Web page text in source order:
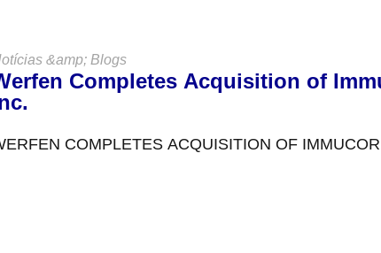
&amp; Blogs
Completes Acquisition of
COMPLETES ACQUISITION OF